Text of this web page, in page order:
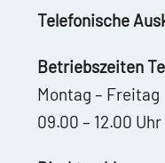
Telefonische
Betriebszeiten
Montag – Freitag
09.00 – 12.00